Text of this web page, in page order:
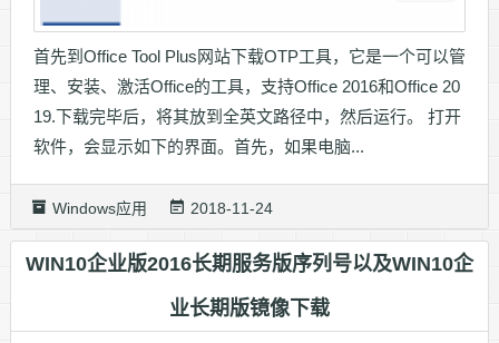
首先到Office Tool Plus网站下载OTP工具，它是一个可以管
理、安装、激活Office的工具，支持Office 2016和Office 20
19.下载完毕后，将其放到全英文路径中，然后运行。 打开
软件，会显示如下的界面。首先，如果电脑...
Windows应用 2018-11-24
WIN10企业版2016长期服务版序列号以及WIN10企
业长期版镜像下载